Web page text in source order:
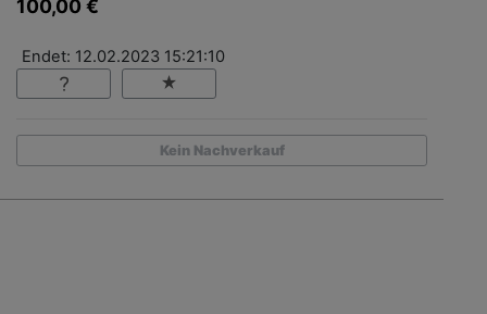
100,00 €
Endet: 12.02.2023 15:21:10
Kein Nachverkauf